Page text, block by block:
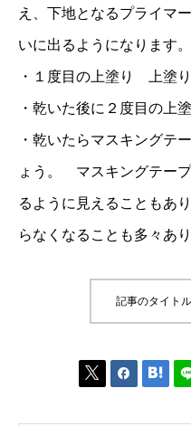
え、下地となるプライマ
いに出るようになります。
・１度目の上塗り 上塗
・乾いた後に２度目の上
・乾いたらマスキングテ
ょう。 マスキングテー
るように見えることもあ
らなくなることも多々あり
記事のタイト
  